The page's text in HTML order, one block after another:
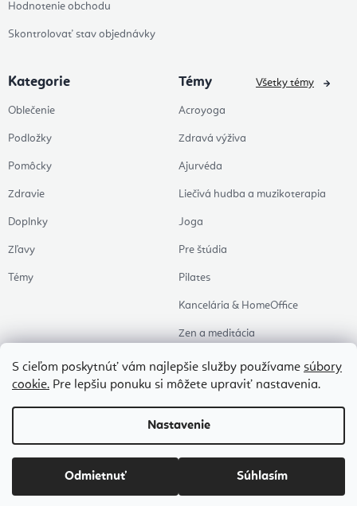
S cieľom poskytnúť vám najlepšie služby používame súbory
cookie. Pre lepšiu ponuku si môžete upraviť nastavenia.
Nastavenie
Odmietnuť Súhlasím
Hodnotenie obchodu
Skontrolovať stav objednávky
Kategorie
Oblečenie
Podložky
Pomôcky
Zdravie
Doplnky
Zľavy
Témy
Témy
Acroyoga
Zdravá výživa
Ajurvéda
Liečivá hudba a muzikoterapia
Joga
Pre štúdia
Pilates
Kancelária & HomeOffice
Zen a meditácia
Aromaterapia
Zdravý spánok
Naše obľúbené
Všetky témy
Vytvoril Shoptet Premium
Copyright 2026Flexity. Všetky práva vyhradené.Upraviť nastavenie cookies